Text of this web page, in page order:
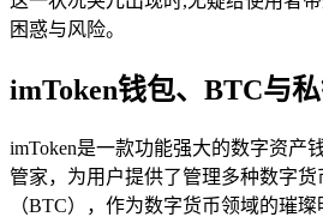
困惑与风险。
imToken钱包、BTC与
imToken是一款功能强大的数字资产
管家，为用户提供了管理多种数字
（BTC），作为数字货币领域的璀